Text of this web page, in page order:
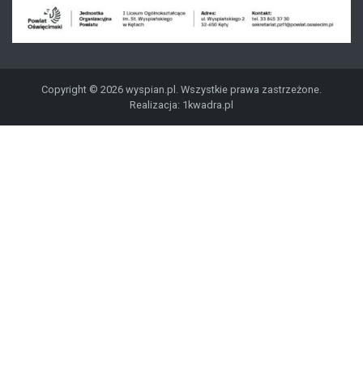
Copyright © 2026 wyspian.pl. Wszystkie prawa zastrzeżone.
Realizacja: 1kwadra.pl